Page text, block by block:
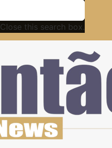
Close this search box.